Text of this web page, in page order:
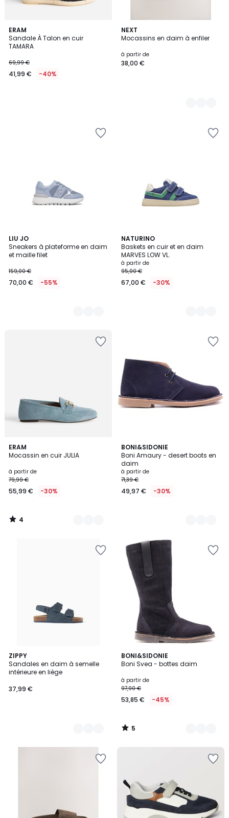
ERAM
Sandale À Talon en cuir
TAMARA
69,99 €
41,99 € -40%
NEXT
Mocassins en daim à enfiler
à partir de
38,00 €
4
Couleurs
LIU JO
Sneakers à plateforme en daim
et maille filet
159,00 €
70,00 € -55%
4
Couleurs
NATURINO
Baskets en cuir et en daim
MARVES LOW VL.
à partir de
95,00 €
67,00 € -30%
2
Couleurs
ERAM
Mocassin en cuir JULIA
à partir de
79,99 €
55,99 € -30%
4
/
2
Couleurs
4
/
BONI&SIDONIE
Boni Amaury - desert boots en
daim
à partir de
71,39 €
49,97 € -30%
3
Couleurs
ZIPPY
Sandales en daim à semelle
intérieure en liège
37,99 €
2
Couleurs
BONI&SIDONIE
Boni Svea - bottes daim
à partir de
97,90 €
53,85 € -45%
5
/
2
Couleurs
5
/